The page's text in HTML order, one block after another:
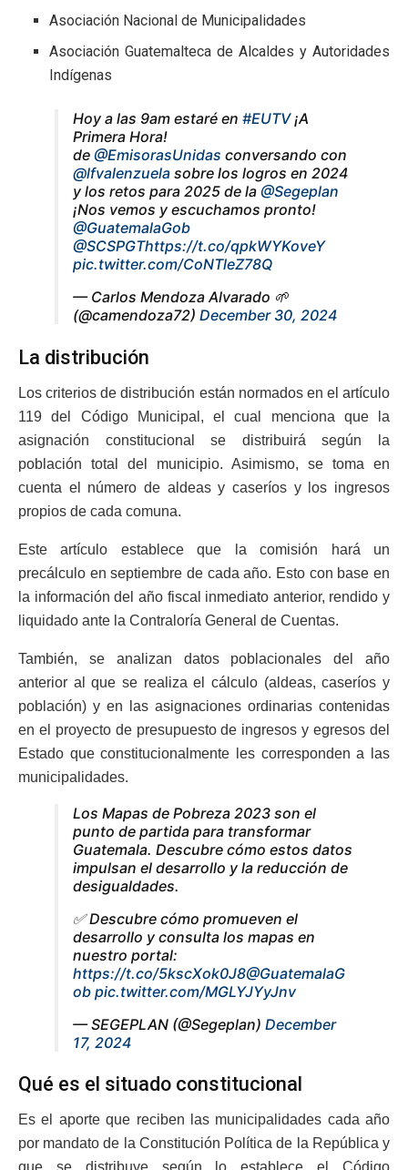
Asociación Nacional de Municipalidades
Asociación Guatemalteca de Alcaldes y Autoridades
Indígenas
Hoy a las 9am estaré en #EUTV¡A
Primera Hora!
de @EmisorasUnidas conversando con
@lfvalenzuela sobre los logros en 2024
y los retos para 2025 de la @Segeplan
¡Nos vemos y escuchamos pronto!
@GuatemalaGob
@SCSPGThttps://t.co/qpkWYKoveY
pic.twitter.com/CoNTleZ78Q
— Carlos Mendoza Alvarado 🌱
(@camendoza72) December 30, 2024
La distribución
Los criterios de distribución están normados en el artículo
119 del Código Municipal, el cual menciona que la
asignación constitucional se distribuirá según la
población total del municipio. Asimismo, se toma en
cuenta el número de aldeas y caseríos y los ingresos
propios de cada comuna.
Este artículo establece que la comisión hará un
precálculo en septiembre de cada año. Esto con base en
la información del año fiscal inmediato anterior, rendido y
liquidado ante la Contraloría General de Cuentas.
También, se analizan datos poblacionales del año
anterior al que se realiza el cálculo (aldeas, caseríos y
población) y en las asignaciones ordinarias contenidas
en el proyecto de presupuesto de ingresos y egresos del
Estado que constitucionalmente les corresponden a las
municipalidades.
Los Mapas de Pobreza 2023 son el
punto de partida para transformar
Guatemala. Descubre cómo estos datos
impulsan el desarrollo y la reducción de
desigualdades.
✅ Descubre cómo promueven el
desarrollo y consulta los mapas en
nuestro portal:
https://t.co/5kscXok0J8@GuatemalaG
ob pic.twitter.com/MGLYJYyJnv
— SEGEPLAN (@Segeplan) December
17, 2024
Qué es el situado constitucional
Es el aporte que reciben las municipalidades cada año
por mandato de la Constitución Política de la República y
que se distribuye según lo establece el Código